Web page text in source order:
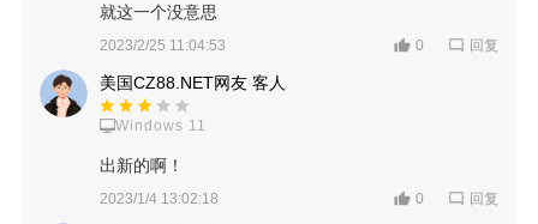
就这一个没意思
2023/2/25 11:04:53 0 回复
美国CZ88.NET网友 客人
Windows 11
出新的啊！
2023/1/4 13:02:18 0 回复